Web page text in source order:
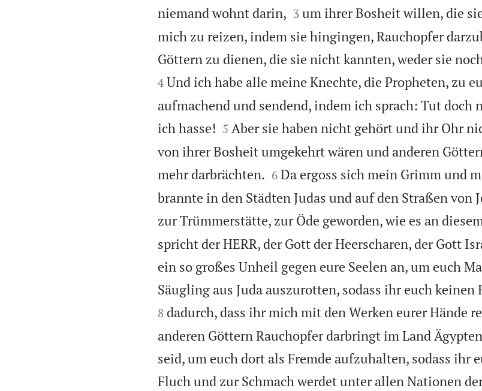
niemand wohnt darin,
3 um ihrer Bosheit willen, die
mich zu reizen, indem sie hingingen, Rauchopfer
Göttern zu dienen, die sie nicht kannten, weder sie
4 Und ich habe alle meine Knechte, die Propheten, zu
aufmachend und sendend, indem ich sprach: Tut doch
ich hasse!
5 Aber sie haben nicht gehört und ihr Ohr
von ihrer Bosheit umgekehrt wären und anderen
mehr darbrächten.
6 Da ergoss sich mein Grimm und
brannte in den Städten Judas und auf den Straßen von
zur Trümmerstätte, zur Öde geworden, wie es an
spricht der HERR, der Gott der Heerscharen, der Gott
ein so großes Unheil gegen eure Seelen an, um euch
Säugling aus Juda auszurotten, sodass ihr euch keinen
8 dadurch, dass ihr mich mit den Werken eurer Hände
anderen Göttern Rauchopfer darbringt im Land
seid, um euch dort als Fremde aufzuhalten, sodass ihr
Fluch und zur Schmach werdet unter allen Nationen